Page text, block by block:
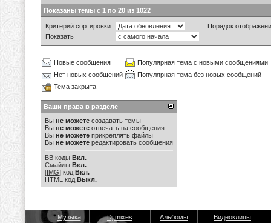
Показаны темы с 1 по 20 из 1022
Критерий сортировки
Порядок
Показать
Новые сообщения
Популярная тема с новыми сообщениями
Нет новых сообщений
Популярная тема без новых сообщений
Тема закрыта
Ваши права в разделе
Вы не можете создавать темы
Вы не можете отвечать на сообщения
Вы не можете прикреплять файлы
Вы не можете редактировать сообщения
BB коды Вкл.
Смайлы Вкл.
[IMG] код Вкл.
HTML код Выкл.
Музыка Dj mixes Альбомы Видеоклипы